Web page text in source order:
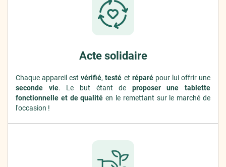
Acte solidaire
Chaque appareil estvérifié,testé et réparépour lui offrir une
seconde vie. Le but étant de proposer une tablette
fonctionnelle et de qualité en le remettant sur le marché de
l'occasion !